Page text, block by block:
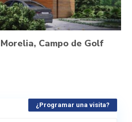
Campo de Golf
¿Programar una visita?